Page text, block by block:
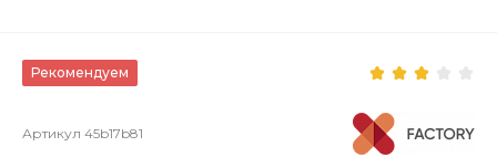
Рекомендуем
Артикул 45b17b81